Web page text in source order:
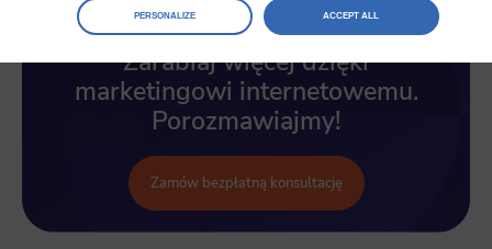
Select the consents of your choice
Necessary scripts and data stored on the end device contribute to the security and usability of the website by enabling secure
access to basic functions such as site navigation and access to specific areas of the website. The website cannot be properly
This is data used to personalize your use of our website and to remember choices you make while using our website. For
example, we may use functional cookies to remember your language preferences or to remember your login information,
making it easier for you to use the site.
PERSONALIZE ACCEPT ALL
Zarabiaj więcej dzięki
marketingowi internetowemu.
Porozmawiajmy!
Zamów bezpłatną konsultację